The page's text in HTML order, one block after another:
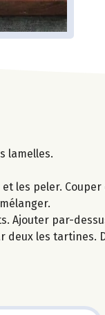
lamelles.
les peler.
Ajouter par-
deux les tartines.